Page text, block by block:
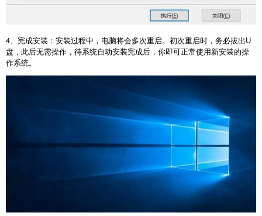
4、完成安装：安装过程中，电脑将会多次重启。初次重启时，务必拔出U
盘，此后无需操作，待系统自动安装完成后，你即可正常使用新安装的操
作系统。